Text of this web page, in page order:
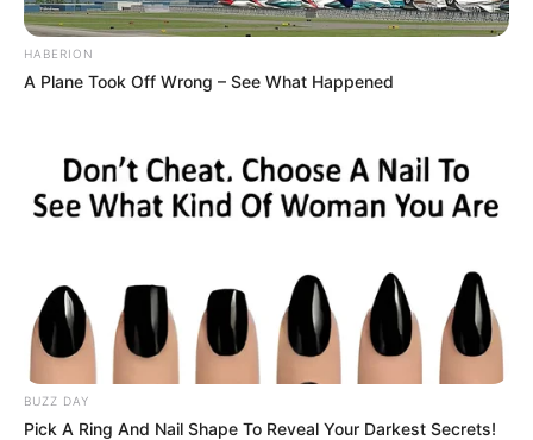
HABERION
A Plane Took Off Wrong – See What Happened
BUZZ DAY
Pick A Ring And Nail Shape To Reveal Your Darkest Secrets!